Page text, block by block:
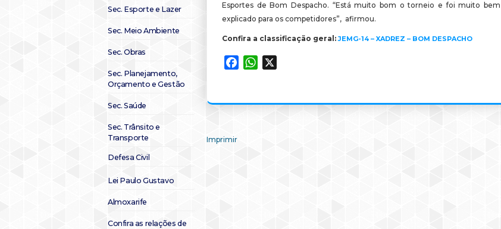
Sec. Esporte e Lazer
Sec. Meio Ambiente
Sec. Obras
Sec. Planejamento,
Orçamento e Gestão
Sec. Saúde
Sec. Trânsito e
Transporte
Defesa Civil
Lei Paulo Gustavo
Almoxarife
Confira as relações de
Esportes de Bom Despacho. “Está muito bom o torneio e foi muito bem
explicado para os competidores”, afirmou.
Confira a classificação geral:JEMG-14 – XADREZ – BOM DESPACHO
FacebookWhatsApp
Imprimir